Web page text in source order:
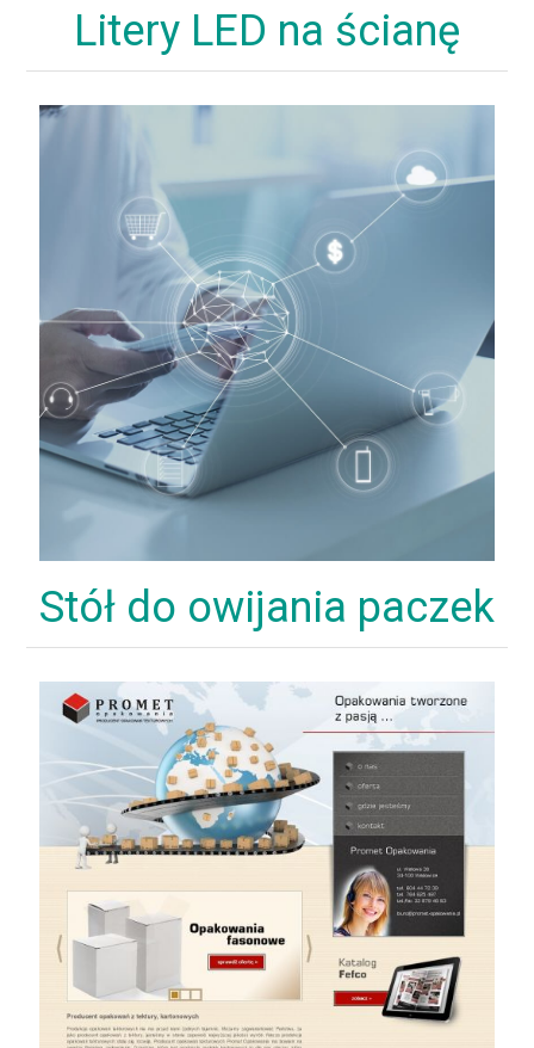
Litery LED na ścianę
Stół do owijania paczek